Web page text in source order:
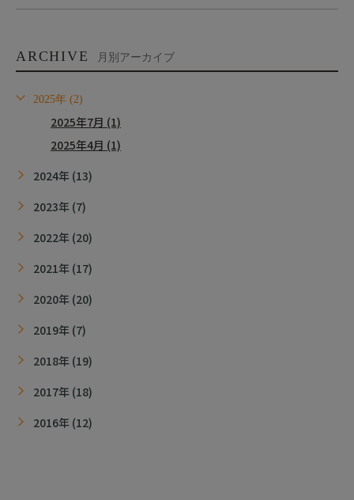
ARCHIVE 月別アーカイブ
2025年 (2)
2025年7月 (1)
2025年4月 (1)
2024年 (13)
2023年 (7)
2022年 (20)
2021年 (17)
2020年 (20)
2019年 (7)
2018年 (19)
2017年 (18)
2016年 (12)